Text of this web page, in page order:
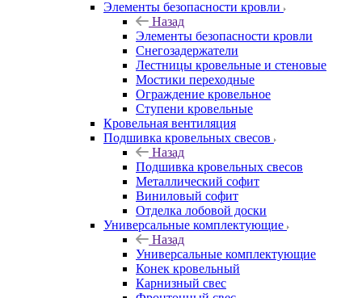
Элементы безопасности кровли
Назад
Элементы безопасности кровли
Снегозадержатели
Лестницы кровельные и стеновые
Мостики переходные
Ограждение кровельное
Ступени кровельные
Кровельная вентиляция
Подшивка кровельных свесов
Назад
Подшивка кровельных свесов
Металлический софит
Виниловый софит
Отделка лобовой доски
Универсальные комплектующие
Назад
Универсальные комплектующие
Конек кровельный
Карнизный свес